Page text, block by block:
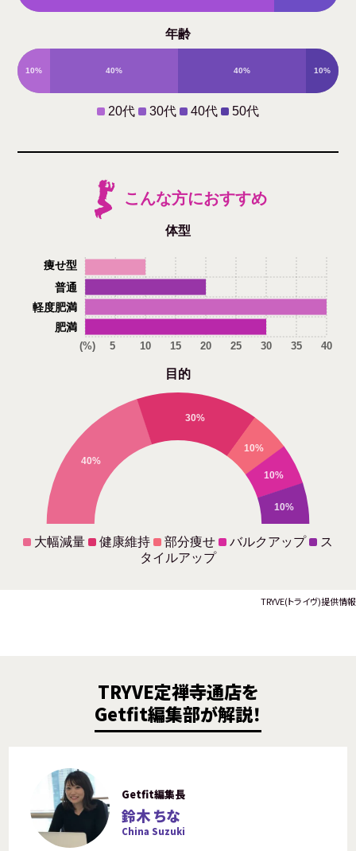
年齢
10% 40% 40% 10%
20代 30代 40代 50代
こんな方におすすめ
体型
肥満
軽度肥満
普通
痩せ型
(%) 5 10 15 20 25 30 35 40
目的
40%
30%
10%
10%
10%
大幅減量 健康維持 部分痩せ バルクアップ
ス
タイルアップ
TRYVE(トライヴ)提供情報
TRYVE定禅寺通店を
Getfit編集部が解説！
Getfit編集長
鈴木 ちな
China Suzuki